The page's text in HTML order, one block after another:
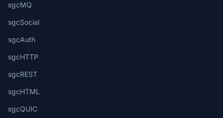
sgcMQ
sgcSocial
sgcAuth
sgcHTTP
sgcREST
sgcHTML
sgcQUIC